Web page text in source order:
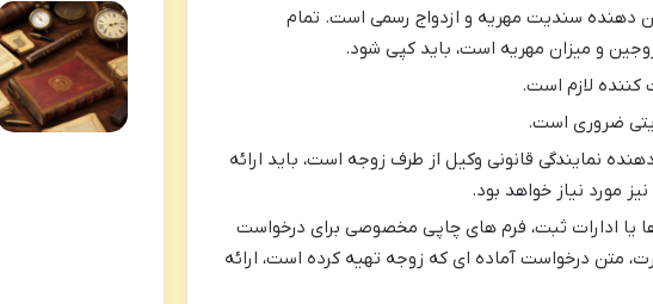
دهنده سندیت مهریه و ازدواج رسمی است. تمام
و میزان مهریه است، باید کپی شود.
کننده لازم است.
ضروری است.
نمایندگی قانونی وکیل از طرف زوجه است، باید ارائه
مورد نیاز خواهد بود.
ها یا ادارات ثبت، فرم های چاپی مخصوصی برای درخواست
متن درخواست آماده ای که زوجه تهیه کرده است، ارائه